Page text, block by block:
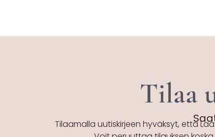
Tilaa
Tilaamalla uutiskirjeen hyväksyt, että